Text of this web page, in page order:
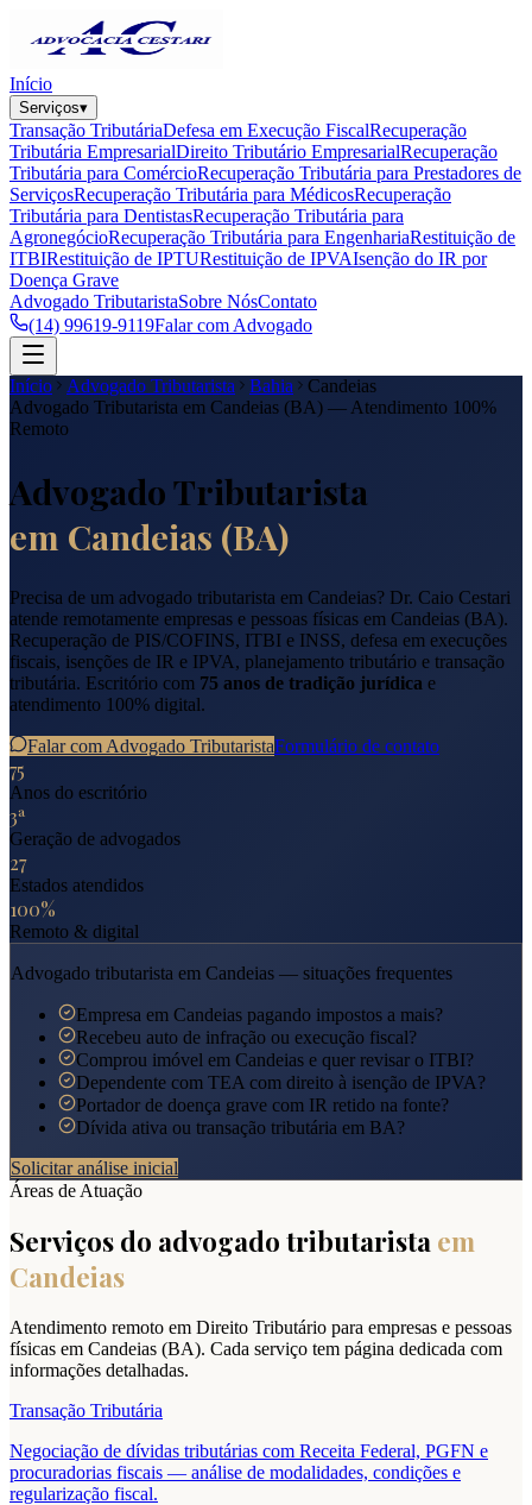
Início
Serviços▾
Transação TributáriaDefesa em Execução FiscalRecuperação
Tributária EmpresarialDireito Tributário EmpresarialRecuperação
Tributária para ComércioRecuperação Tributária para Prestadores de
ServiçosRecuperação Tributária para MédicosRecuperação
Tributária para DentistasRecuperação Tributária para
AgronegócioRecuperação Tributária para EngenhariaRestituição de
ITBIRestituição de IPTURestituição de IPVAIsenção do IR por
Doença Grave
Advogado TributaristaSobre NósContato
(14) 99619-9119Falar com Advogado
Início Advogado Tributarista Bahia
Candeias
Advogado Tributarista em Candeias (BA) — Atendimento 100%
Remoto
Advogado Tributarista
em Candeias (BA)
Precisa de um advogado tributarista em Candeias? Dr. Caio Cestari
atende remotamente empresas e pessoas físicas em Candeias (BA).
Recuperação de PIS/COFINS, ITBI e INSS, defesa em execuções
fiscais, isenções de IR e IPVA, planejamento tributário e transação
tributária. Escritório com 75 anos de tradição jurídica e
atendimento 100% digital.
Falar com Advogado TributaristaFormulário de contato
75
Anos do escritório
3ª
Geração de advogados
27
Estados atendidos
100%
Remoto & digital
Advogado tributarista em Candeias — situações frequentes
Empresa em Candeias pagando impostos a mais?
Recebeu auto de infração ou execução fiscal?
Comprou imóvel em Candeias e quer revisar o ITBI?
Dependente com TEA com direito à isenção de IPVA?
Portador de doença grave com IR retido na fonte?
Dívida ativa ou transação tributária em BA?
Solicitar análise inicial
Áreas de Atuação
Serviços do advogado tributarista em
Candeias
Atendimento remoto em Direito Tributário para empresas e pessoas
físicas em Candeias (BA). Cada serviço tem página dedicada com
informações detalhadas.
Transação Tributária
Negociação de dívidas tributárias com Receita Federal, PGFN e
procuradorias fiscais — análise de modalidades, condições e
regularização fiscal.